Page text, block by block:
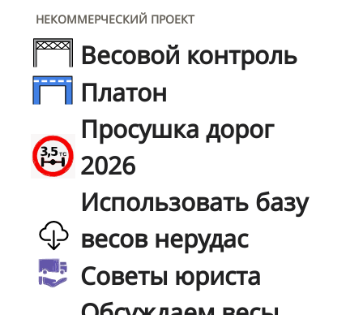
НЕКОММЕРЧЕСКИЙ ПРОЕКТ
Весовой контроль
Платон
Просушка дорог
2026
Использовать базу
весов нерудас
Советы юриста